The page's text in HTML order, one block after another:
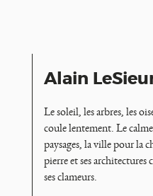
À
DES
Alain
Le soleil, les arbres, les
coule lentement. Le
paysages, la ville pour la
pierre et ses architectures
ses clameurs.